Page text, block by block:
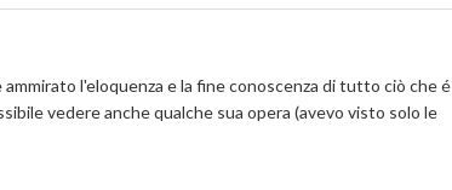
l'eloquenza e la fine conoscenza di tutto ciò che é
vedere anche qualche sua opera (avevo visto solo le